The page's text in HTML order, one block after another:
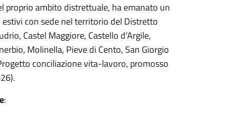
proprio ambito distrettuale, ha emanato un
con sede nel territorio del Distretto
Castel Maggiore, Castello d’Argile,
Molinella, Pieve di Cento, San Giorgio
conciliazione vita-lavoro, promosso
: